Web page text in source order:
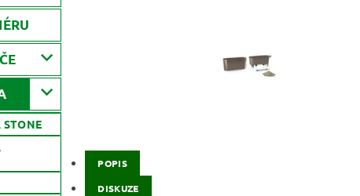
STONE
POPIS
DISKUZE